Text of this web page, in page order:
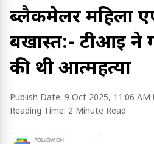
ब्लैकमेलर महिला
बर्खास्त:- टीआई ने
की थी आत्महत्या
Publish Date: 9 Oct 2025, 11:06 AM
Reading Time: 2 Minute Read